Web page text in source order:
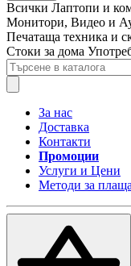
Всички Лаптопи и
Монитори, Видео и
Печатаща техника и
Стоки за дома
За нас
Доставка
Контакти
Промоции
Услуги и Цени
Методи за